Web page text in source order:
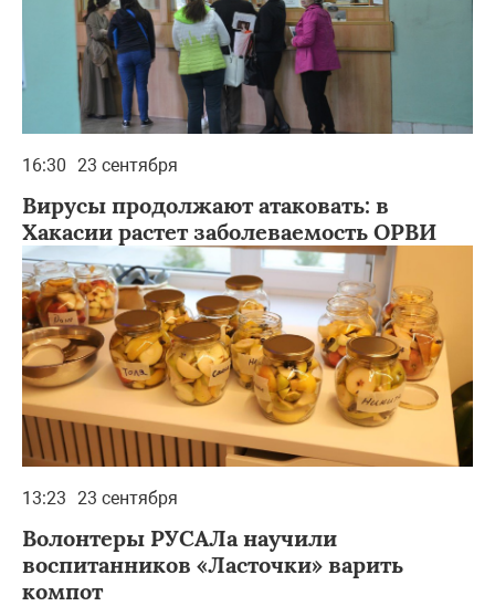
16:30 23 сентября
Вирусы продолжают атаковать: в
Хакасии растет заболеваемость ОРВИ
13:23 23 сентября
Волонтеры РУСАЛа научили
воспитанников «Ласточки» варить
компот